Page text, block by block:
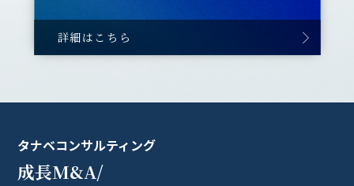
詳細はこちら
タナベコンサルティング
成長M&A/